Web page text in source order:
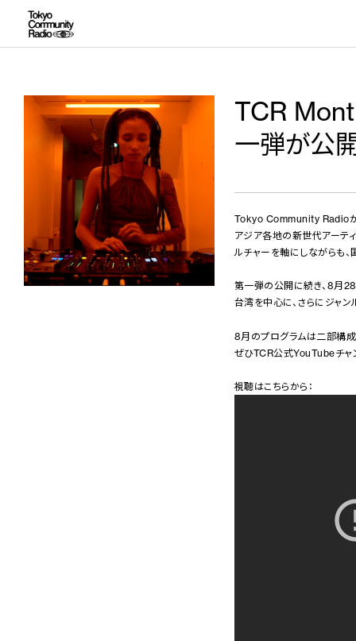
TCR
一弾が公
Tokyo Community Radioが
アジア各地の新世代アーテ
ルチャーを軸にしながらも
第一弾の公開に続き、8月
台湾を中心に、さらにジャ
8月のプログラムは二部構成
ぜひTCR公式YouTubeチャ
視聴はこちらから：